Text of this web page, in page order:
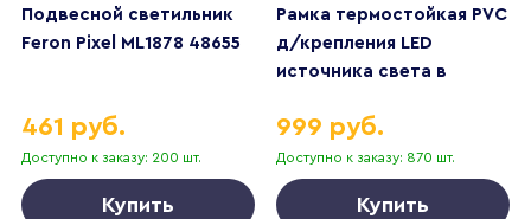
Подвесной светильник
Feron Pixel ML1878 48655
Доступно к заказу: 200 шт.
461 руб.
Купить
Рамка термостойкая PVC
д/крепления LED
источника света в
Singo Lightstar 012626
Доступно к заказу: 870 шт.
999 руб.
Купить